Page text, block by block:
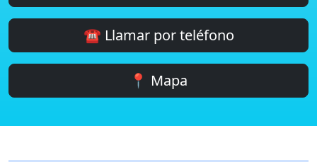
☎️ Llamar por teléfono
📍 Mapa